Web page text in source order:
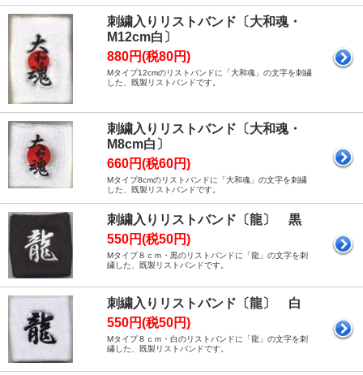
刺繍入りリストバンド〔大和魂・
M12cm白〕
880円(税80円)
Mタイプ12cmのリストバンドに「大和魂」の文字を刺繍
した、既製リストバンドです。
刺繍入りリストバンド〔大和魂・
M8cm白〕
660円(税60円)
Mタイプ8cmのリストバンドに「大和魂」の文字を刺繍
した、既製リストバンドです。
刺繍入りリストバンド〔龍〕 黒
550円(税50円)
Mタイプ８ｃｍ・黒のリストバンドに「龍」の文字を刺
繍した、既製リストバンドです。
刺繍入りリストバンド〔龍〕 白
550円(税50円)
Mタイプ８ｃｍ・白のリストバンドに「龍」の文字を刺
繍した、既製リストバンドです。